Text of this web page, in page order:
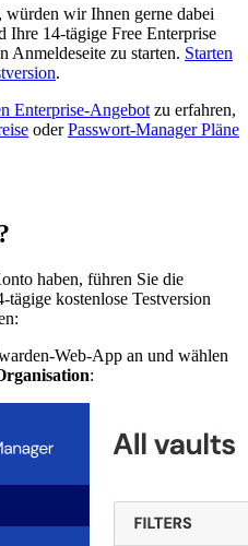
wir Ihnen gerne dabei
Ihre 14-tägige Free Enterprise
Anmeldeseite zu starten. Starten
.
Enterprise-Angebot zu erfahren,
oderPasswort-Manager Pläne
haben, führen Sie die
kostenlose Testversion
Web-App an und wählen
: